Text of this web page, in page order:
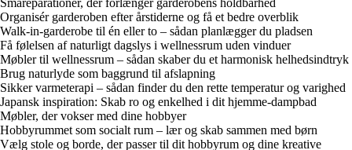
Organisér garderoben efter årstiderne og få et bedre overblik
Walk-in-garderobe til én eller to – sådan planlægger du pladsen
Få følelsen af naturligt dagslys i wellnessrum uden vinduer
Møbler til wellnessrum – sådan skaber du et harmonisk helhedsindtryk
Brug naturlyde som baggrund til afslapning
Sikker varmeterapi – sådan finder du den rette temperatur og varighed
Japansk inspiration: Skab ro og enkelhed i dit hjemme-dampbad
Møbler, der vokser med dine hobbyer
Hobbyrummet som socialt rum – lær og skab sammen med børn
Vælg stole og borde, der passer til dit hobbyrum og dine kreative